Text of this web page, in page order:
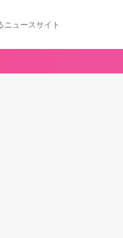
ニュースサイト